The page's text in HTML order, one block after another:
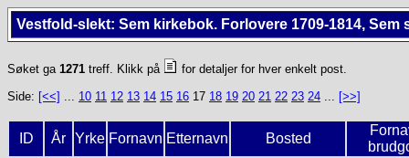
Vestfold-slekt: Sem kirkebok. Forlovere 1709-1814, Sem
Søket ga 1271 treff. Klikk på
for detaljer for hver enkelt post.
Side: [<<] ... 10 11 12 13 14 15 16 17 18 19 20 21 22 23 24 ... [>>]
ID År Yrke Fornavn Etternavn Bosted